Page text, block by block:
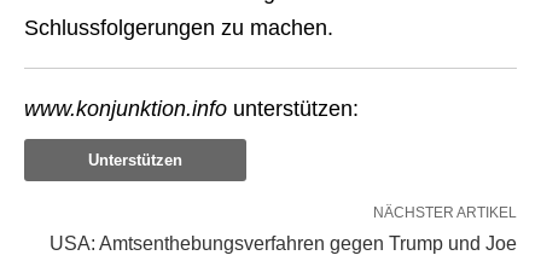
Schlussfolgerungen zu machen.
www.konjunktion.info unterstützen:
Unterstützen
NÄCHSTER ARTIKEL
USA: Amtsenthebungsverfahren gegen Trump und Joe